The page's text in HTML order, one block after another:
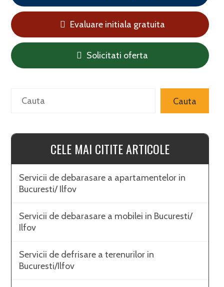
Evaluare initiala gratuita
Solicitati oferta
Search Cauta
CELE MAI CITITE ARTICOLE
Servicii de debarasare a apartamentelor in
Bucuresti/ Ilfov
Servicii de debarasare a mobilei in Bucuresti/
Ilfov
Servicii de defrisare a terenurilor in
Bucuresti/Ilfov